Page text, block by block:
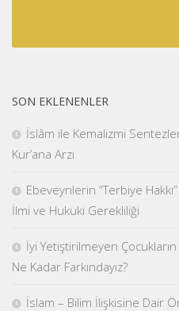
SON EKLENENLER
İslâm ile Kemalizmi
Kur’ana Arzı
Ebeveynlerin “Terbiye
İlmi ve Hukuki Gerekliliği
İyi Yetiştirilmeyen
Ne Kadar Farkındayız?
İslam – Bilim İlişkisine Dair